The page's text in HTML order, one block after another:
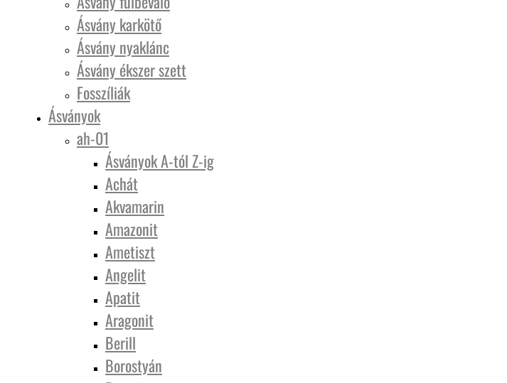
Ásvány karkötő
Ásvány nyaklánc
Ásvány ékszer szett
Fosszíliák
Ásványok
ah-01
Ásványok A-tól Z-ig
Achát
Akvamarin
Amazonit
Ametiszt
Angelit
Apatit
Aragonit
Berill
Borostyán